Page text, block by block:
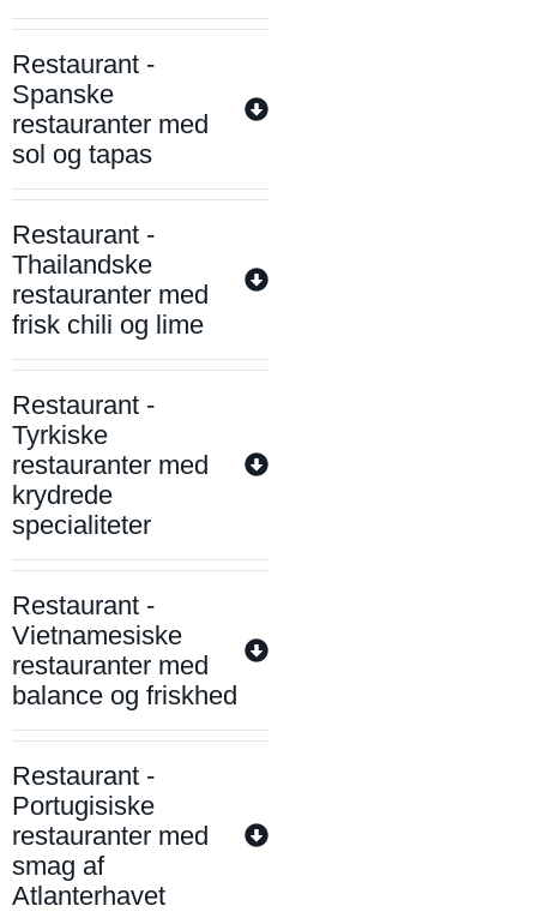
Restaurant -
Spanske
restauranter med
sol og tapas
Restaurant -
Thailandske
restauranter med
frisk chili og lime
Restaurant -
Tyrkiske
restauranter med
krydrede
specialiteter
Restaurant -
Vietnamesiske
restauranter med
balance og friskhed
Restaurant -
Portugisiske
restauranter med
smag af
Atlanterhavet